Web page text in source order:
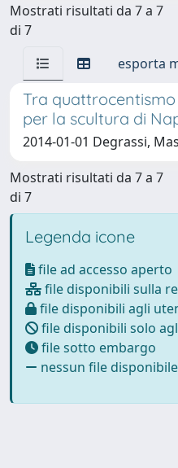
Mostrati risultati da 7 a 7
di 7
esporta
Tra
per la scultura di
2014-01-01 Degrassi,
Mostrati risultati da 7 a 7
di 7
Legenda icone
file ad accesso aperto
file disponibili sulla
file disponibili agli
file disponibili solo
file sotto embargo
nessun file disponibile